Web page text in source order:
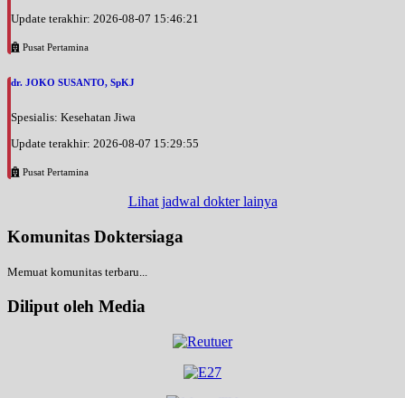
Update terakhir: 2026-08-07 15:46:21
Pusat Pertamina
dr. JOKO SUSANTO, SpKJ
Spesialis: Kesehatan Jiwa
Update terakhir: 2026-08-07 15:29:55
Pusat Pertamina
Lihat jadwal dokter lainya
Komunitas Doktersiaga
Memuat komunitas terbaru...
Diliput oleh Media